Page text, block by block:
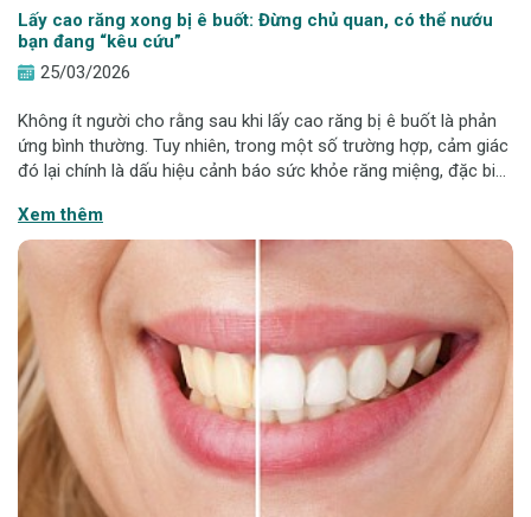
Lấy cao răng xong bị ê buốt: Đừng chủ quan, có thể nướu
bạn đang “kêu cứu”
25/03/2026
Không ít người cho rằng sau khi lấy cao răng bị ê buốt là phản
ứng bình thường. Tuy nhiên, trong một số trường hợp, cảm giác
đó lại chính là dấu hiệu cảnh báo sức khỏe răng miệng, đặc biệt
thường,
Xem thêm